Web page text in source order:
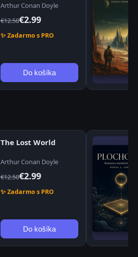
Arthur Conan Doyle
€12.50€2.99
✨ Zadarmo s PRO
Do košíka
The Lost World
Arthur Conan Doyle
€12.50€2.99
✨ Zadarmo s PRO
Do košíka